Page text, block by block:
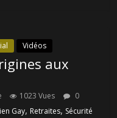
Vidéos
aux
1023 Vues
0
Gay, Retraites, Sécurité